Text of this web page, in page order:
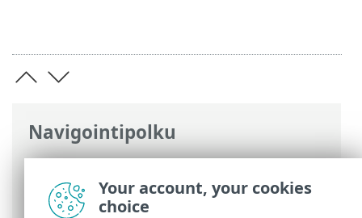
Navigointipolku
ESET-online-ohje>ESET Smart Security
Premium
>Tuoteaktivointi> Aktivoi
ilmainen kokeilujakso
Your account, your cookies
choice